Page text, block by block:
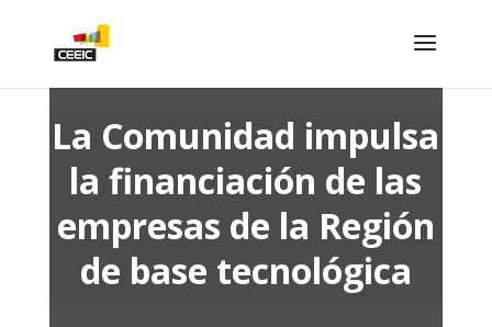
La Comunidad impulsa
la financiación de las
empresas de la Región
de base tecnológica